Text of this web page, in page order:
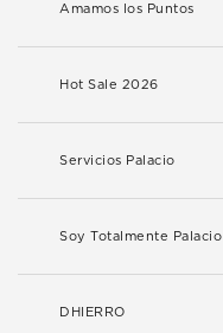
Amamos los Puntos
Hot Sale 2026
Servicios Palacio
Soy Totalmente Palacio
DHIERRO